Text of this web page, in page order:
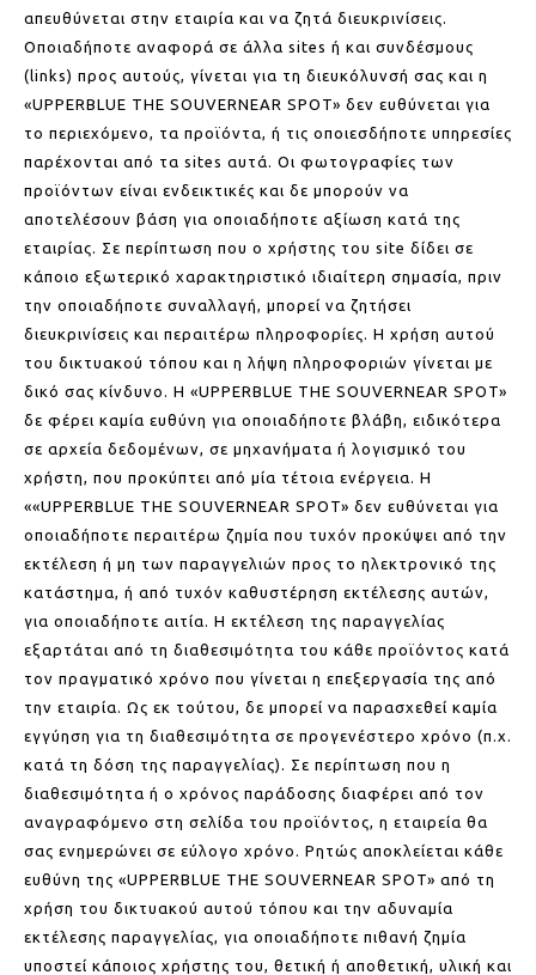
απευθύνεται στην εταιρία και να ζητά διευκρινίσεις.
Οποιαδήποτε αναφορά σε άλλα sites ή και συνδέσμους
(links) προς αυτούς, γίνεται για τη διευκόλυνσή σας και η
«UPPERBLUE THE SOUVERNEAR SPOT» δεν ευθύνεται για
το περιεχόμενο, τα προϊόντα, ή τις οποιεσδήποτε υπηρεσίες
παρέχονται από τα sites αυτά. Οι φωτογραφίες των
προϊόντων είναι ενδεικτικές και δε μπορούν να
αποτελέσουν βάση για οποιαδήποτε αξίωση κατά της
εταιρίας. Σε περίπτωση που ο χρήστης του site δίδει σε
κάποιο εξωτερικό χαρακτηριστικό ιδιαίτερη σημασία, πριν
την οποιαδήποτε συναλλαγή, μπορεί να ζητήσει
διευκρινίσεις και περαιτέρω πληροφορίες. Η χρήση αυτού
του δικτυακού τόπου και η λήψη πληροφοριών γίνεται με
δικό σας κίνδυνο. Η «UPPERBLUE THE SOUVERNEAR SPOT»
δε φέρει καμία ευθύνη για οποιαδήποτε βλάβη, ειδικότερα
σε αρχεία δεδομένων, σε μηχανήματα ή λογισμικό του
χρήστη, που προκύπτει από μία τέτοια ενέργεια. Η
««UPPERBLUE THE SOUVERNEAR SPOT» δεν ευθύνεται για
οποιαδήποτε περαιτέρω ζημία που τυχόν προκύψει από την
εκτέλεση ή μη των παραγγελιών προς το ηλεκτρονικό της
κατάστημα, ή από τυχόν καθυστέρηση εκτέλεσης αυτών,
για οποιαδήποτε αιτία. Η εκτέλεση της παραγγελίας
εξαρτάται από τη διαθεσιμότητα του κάθε προϊόντος κατά
τον πραγματικό χρόνο που γίνεται η επεξεργασία της από
την εταιρία. Ως εκ τούτου, δε μπορεί να παρασχεθεί καμία
εγγύηση για τη διαθεσιμότητα σε προγενέστερο χρόνο (π.χ.
κατά τη δόση της παραγγελίας). Σε περίπτωση που η
διαθεσιμότητα ή ο χρόνος παράδοσης διαφέρει από τον
αναγραφόμενο στη σελίδα του προϊόντος, η εταιρεία θα
σας ενημερώνει σε εύλογο χρόνο. Ρητώς αποκλείεται κάθε
ευθύνη της «UPPERBLUE THE SOUVERNEAR SPOT» από τη
χρήση του δικτυακού αυτού τόπου και την αδυναμία
εκτέλεσης παραγγελίας, για οποιαδήποτε πιθανή ζημία
υποστεί κάποιος χρήστης του, θετική ή αποθετική, υλική και